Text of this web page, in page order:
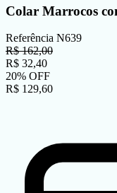
Colar Marrocos
Referência N639
R$162,00
R$ 32,40
20% OFF
R$ 129,60